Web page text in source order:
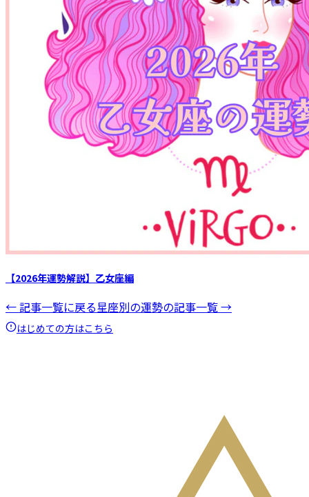
【2026年運勢解説】乙女座編
← 記事一覧に戻る星座別の運勢の記事一覧 →
はじめての方はこちら